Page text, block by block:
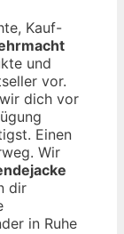
Kauf-
und
vor.
dich vor
Einen
Wir
dir
in Ruhe